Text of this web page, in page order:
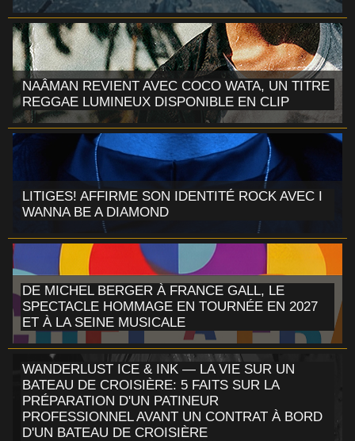
NAÂMAN REVIENT AVEC COCO WATA, UN TITRE
REGGAE LUMINEUX DISPONIBLE EN CLIP
LITIGES! AFFIRME SON IDENTITÉ ROCK AVEC I
WANNA BE A DIAMOND
DE MICHEL BERGER À FRANCE GALL, LE
SPECTACLE HOMMAGE EN TOURNÉE EN 2027
ET À LA SEINE MUSICALE
WANDERLUST ICE & INK — LA VIE SUR UN
BATEAU DE CROISIÈRE: 5 FAITS SUR LA
PRÉPARATION D'UN PATINEUR
PROFESSIONNEL AVANT UN CONTRAT À BORD
D'UN BATEAU DE CROISIÈRE